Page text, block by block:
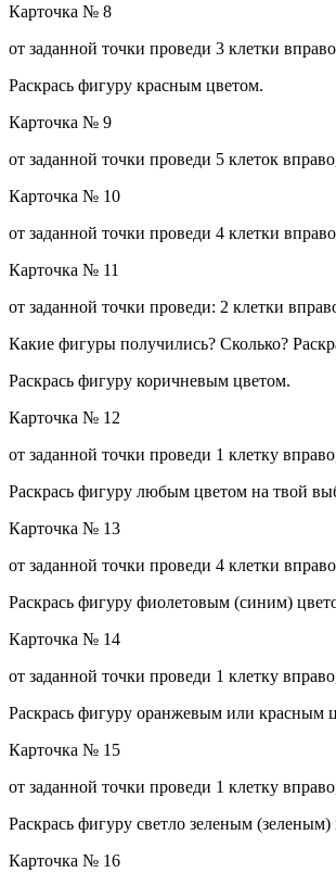
Карточка № 8
от заданной точки проведи 3 клетки
Раскрась фигуру красным цветом.
Карточка № 9
от заданной точки проведи 5 клеток
Карточка № 10
от заданной точки проведи 4 клетки
Карточка № 11
от заданной точки проведи: 2 клетки
Какие фигуры получились? Сколько?
Раскрась фигуру коричневым цветом.
Карточка № 12
от заданной точки проведи 1 клетку
Раскрась фигуру любым цветом на твой
Карточка № 13
от заданной точки проведи 4 клетки
Раскрась фигуру фиолетовым (синим)
Карточка № 14
от заданной точки проведи 1 клетку
Раскрась фигуру оранжевым или красным
Карточка № 15
от заданной точки проведи 1 клетку
Раскрась фигуру светло зеленым (зеленым)
Карточка № 16